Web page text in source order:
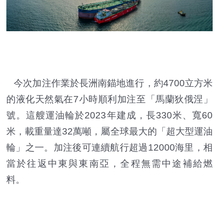
今次加注作業於長洲南錨地進行，約4700立方米
的液化天然氣在7小時順利加注至「馬蘭狄俄涅」
號。這艘運油輪於2023年建成，長330米、寬60
米，載重量達32萬噸，屬全球最大的「超大型運油
輪」之一。加注後可連續航行超過12000海里，相
當於往返中東與東南亞，全程無需中途補給燃
料。